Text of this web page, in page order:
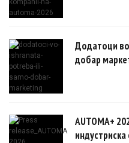
Додатоци
добар
AUTOMA+